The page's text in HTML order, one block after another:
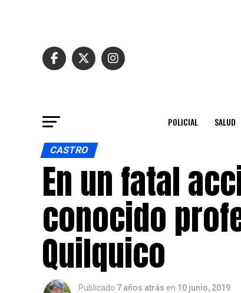
POLICIAL SALUD
CASTRO
En un fatal
conocido
Quilquico
Publicado 7 años atrás en 10 junio, 2019